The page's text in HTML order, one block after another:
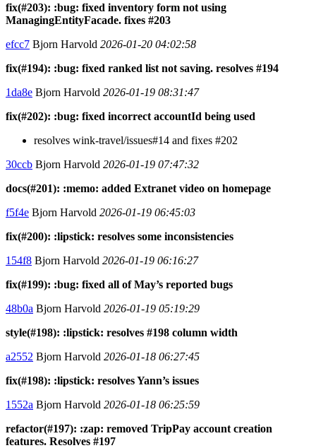
fix(#203): :bug: fixed inventory form not using
ManagingEntityFacade. fixes #203
efcc7 Bjorn Harvold 2026-01-20 04:02:58
fix(#194): :bug: fixed ranked list not saving. resolves #194
1da8e Bjorn Harvold 2026-01-19 08:31:47
fix(#202): :bug: fixed incorrect accountId being used
resolves wink-travel/issues#14 and fixes #202
30ccb Bjorn Harvold 2026-01-19 07:47:32
docs(#201): :memo: added Extranet video on homepage
f5f4e Bjorn Harvold 2026-01-19 06:45:03
fix(#200): :lipstick: resolves some inconsistencies
154f8 Bjorn Harvold 2026-01-19 06:16:27
fix(#199): :bug: fixed all of May’s reported bugs
48b0a Bjorn Harvold 2026-01-19 05:19:29
style(#198): :lipstick: resolves #198 column width
a2552 Bjorn Harvold 2026-01-18 06:27:45
fix(#198): :lipstick: resolves Yann’s issues
1552a Bjorn Harvold 2026-01-18 06:25:59
refactor(#197): :zap: removed TripPay account creation
features. Resolves #197